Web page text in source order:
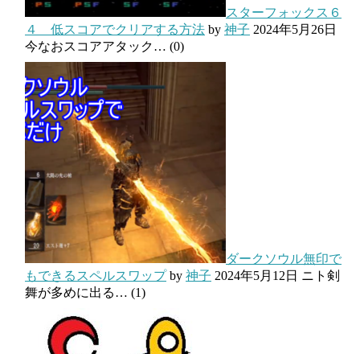
スターフォックス６
４ 低スコアでクリアする方法 by 神子 2024年5月26日
今なおスコアアタック… (0)
ダークソウル無印で
もできるスペルスワップby 神子 2024年5月12日 ニト剣
舞が多めに出る… (1)